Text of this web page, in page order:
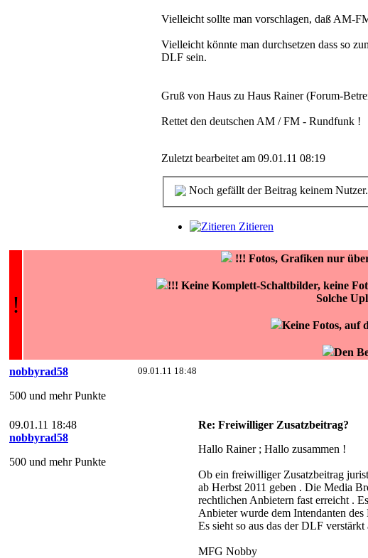
Vielleicht sollte man vorschlagen, daß AM-
Vielleicht könnte man durchsetzen dass so
DLF sein.
Gruß von Haus zu Haus Rainer (Forum-
Rettet den deutschen AM / FM - Rundfunk !
Zuletzt bearbeitet am 09.01.11 08:19
Noch gefällt der Beitrag keinem Nutzer.
Zitieren
!
!!! Fotos, Grafiken nur
!!! Keine Komplett-Schaltbilder, keine
Solche
Keine Fotos, auf
Den
09.01.11 18:48
nobbyrad58
500 und mehr Punkte
09.01.11 18:48
nobbyrad58
500 und mehr Punkte
Re: Freiwilliger Zusatzbeitrag?
Hallo Rainer ; Hallo zusammen !
Ob ein freiwilliger Zusatzbeitrag
ab Herbst 2011 geben . Die Media
rechtlichen Anbietern fast erreicht .
Anbieter wurde dem Intendanten
Es sieht so aus das der DLF
MFG Nobby